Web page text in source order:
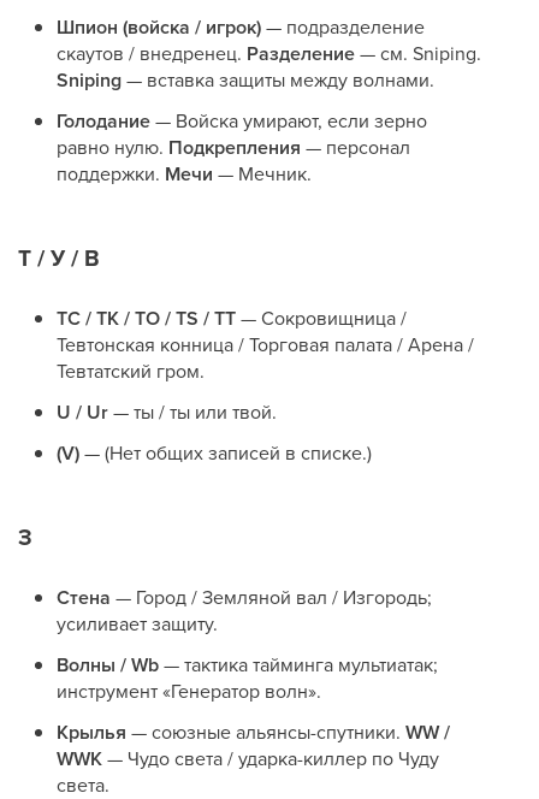
Шпион (войска / игрок)— подразделение
скаутов / внедренец. Разделение— см. Sniping.
Sniping— вставка защиты между волнами.
Голодание— Войска умирают, если зерно
равно нулю. Подкрепления — персонал
поддержки. Мечи — Мечник.
Т / У / В
TC / TK / TO / TS / TT— Сокровищница /
Тевтонская конница / Торговая палата / Арена /
Тевтатский гром.
U / Ur— ты / ты или твой.
(V)— (Нет общих записей в списке.)
З
Стена — Город / Земляной вал / Изгородь;
усиливает защиту.
Волны / Wb— тактика тайминга мультиатак;
инструмент «Генератор волн».
Крылья — союзные альянсы-спутники. WW /
WWK— Чудо света / ударка-киллер по Чуду
света.